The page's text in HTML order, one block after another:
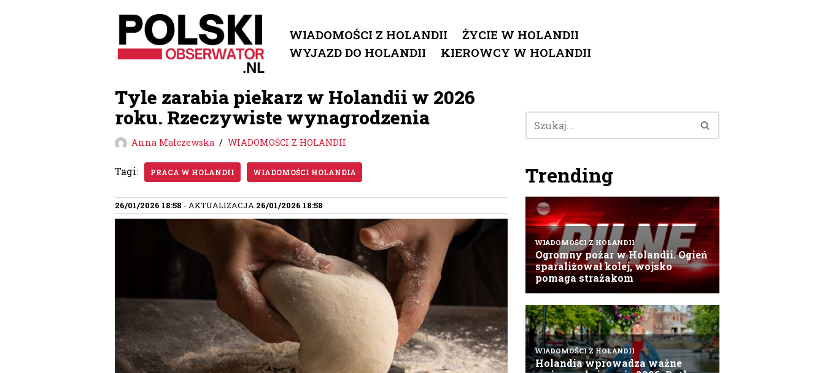
Przejdź
do
WIADOMOŚCI Z HOLANDII
ŻYCIE W HOLANDII
WYJAZD DO HOLANDII
KIEROWCY W HOLANDII
Tyle zarabia piekarz w Holandii w 2026
roku. Rzeczywiste wynagrodzenia
Anna Malczewska WIADOMOŚCI Z HOLANDII
Tagi: PRACA W HOLANDII WIADOMOŚCI HOLANDIA
26/01/2026 18:58 - AKTUALIZACJA 26/01/2026 18:58
Trending